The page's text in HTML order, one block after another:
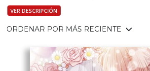
VER DESCRIPCIÓN
ORDENAR POR MÁS RECIENTE